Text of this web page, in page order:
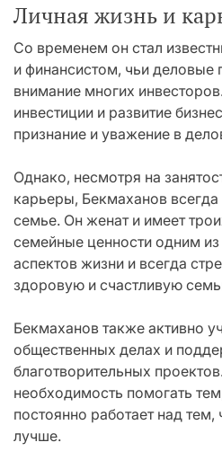
Личная жизнь и
Со временем он стал
и финансистом, чьи деловые
внимание многих
инвестиции и развитие
признание и уважение в
Однако, несмотря на
карьеры, Бекмаханов
семье. Он женат и имеет
семейные ценности одним
аспектов жизни и всегда
здоровую и счастливую
Бекмаханов также активно
общественных делах и
благотворительных
необходимость помогать
постоянно работает над
лучше.